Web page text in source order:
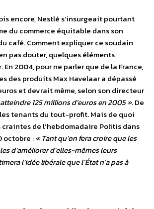
encore, Nestlé s’insurgeait pourtant
du commerce équitable dans son
café. Comment expliquer ce soudain
pas douter, quelques éléments
2004, pour ne parler que de la France,
des produits Max Havelaar a dépassé
et devrait même, selon son directeur
125 millions d’euros en 2005 ». De
tenants du tout-profit. Mais de quoi
de l’hebdomadaire Politis dans
octobre :« Tant qu’on fera croire que les
d’améliorer d’elles-mêmes leurs
l’idée libérale que l’État n’a pas à